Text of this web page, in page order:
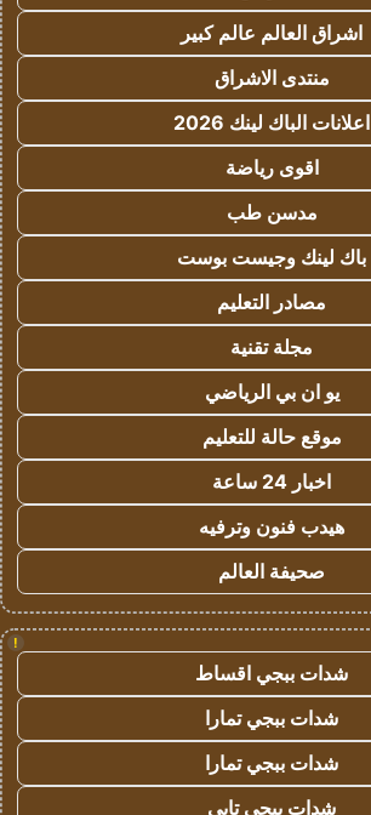
اشراق العالم عالم كبير
منتدى الاشراق
اعلانات الباك لينك 2026
اقوى رياضة
مدسن طب
باك لينك وجيست بوست
مصادر التعليم
مجلة تقنية
يو ان بي الرياضي
موقع حالة للتعليم
اخبار 24 ساعة
هيدب فنون وترفيه
صحيفة العالم
!
شدات ببجي اقساط
شدات ببجي تمارا
شدات ببجي تمارا
شدات ببجي تابي